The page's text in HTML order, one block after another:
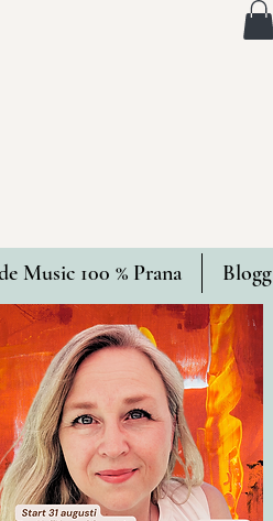
Music 100 % Prana Blogg